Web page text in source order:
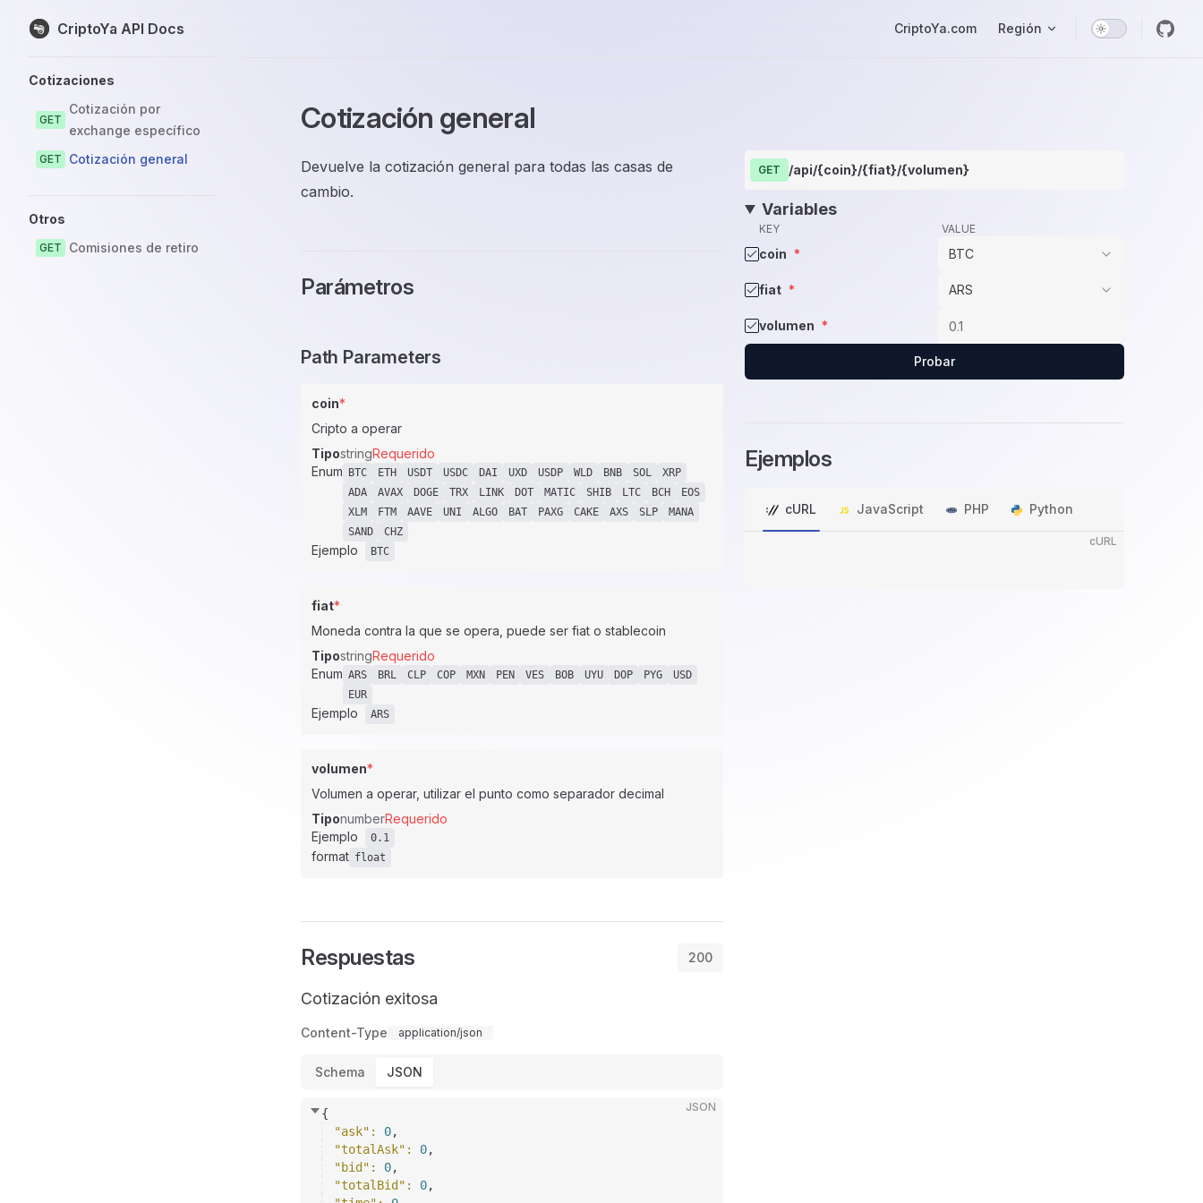
Skip to content
CriptoYa API Docs CriptoYa.com Región
Cotizaciones
GET
Cotización por
exchange específico
GET Cotización general
Otros
GET Comisiones de retiro
Cotización general
Devuelve la cotización general para todas las casas de
cambio.
Parámetros
Path Parameters
coin*
Cripto a operar
TipostringRequerido
Enum
BTC ETH USDT USDC DAI UXD USDP WLD BNB SOL
XRP
ADA
AVAX DOGE TRX LINK DOT MATIC SHIB LTC BCH
EOS
XLM
FTM AAVE UNI ALGO BAT PAXG CAKE AXS SLP
MANA
SAND
CHZ
Ejemplo BTC
fiat*
Moneda contra la que se opera, puede ser fiat o stablecoin
TipostringRequerido
Enum ARS BRL CLP COP MXN PEN VES BOB UYU DOP PYG
USD
EUR
Ejemplo ARS
volumen*
Volumen a operar, utilizar el punto como separador decimal
TiponumberRequerido
Ejemplo
0.1
format float
Respuestas 200
Cotización exitosa
Content-Type application/json
Schema JSON
JSON
{
"ask" : 0,
"totalAsk" : 0,
"bid" : 0,
"totalBid" : 0,
GET /api/{coin}/{fiat}/{volumen}
Variables
KEY VALUE
coin * BTC
fiat * ARS
volumen *
Probar
Ejemplos
cURL JavaScript PHP Python
cURL